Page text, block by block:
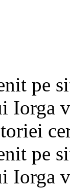
pe
Iorga
pe
Iorga